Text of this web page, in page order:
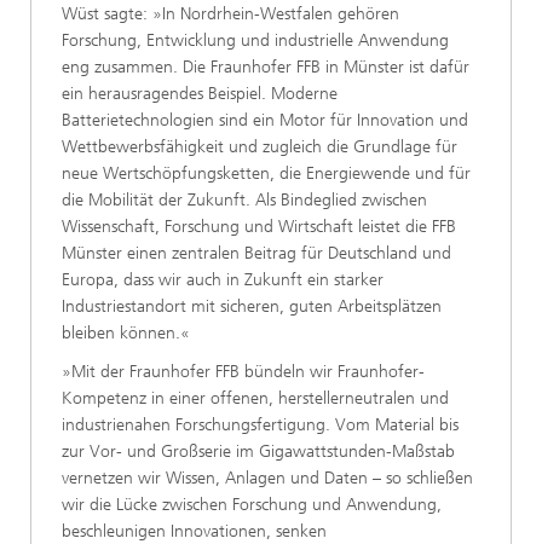
Wüst sagte: »In Nordrhein-Westfalen gehören
Forschung, Entwicklung und industrielle Anwendung
eng zusammen. Die Fraunhofer FFB in Münster ist dafür
ein herausragendes Beispiel. Moderne
Batterietechnologien sind ein Motor für Innovation und
Wettbewerbsfähigkeit und zugleich die Grundlage für
neue Wertschöpfungsketten, die Energiewende und für
die Mobilität der Zukunft. Als Bindeglied zwischen
Wissenschaft, Forschung und Wirtschaft leistet die FFB
Münster einen zentralen Beitrag für Deutschland und
Europa, dass wir auch in Zukunft ein starker
Industriestandort mit sicheren, guten Arbeitsplätzen
bleiben können.«
»Mit der Fraunhofer FFB bündeln wir Fraunhofer-
Kompetenz in einer offenen, herstellerneutralen und
industrienahen Forschungsfertigung. Vom Material bis
zur Vor- und Großserie im Gigawattstunden-Maßstab
vernetzen wir Wissen, Anlagen und Daten – so schließen
wir die Lücke zwischen Forschung und Anwendung,
beschleunigen Innovationen, senken